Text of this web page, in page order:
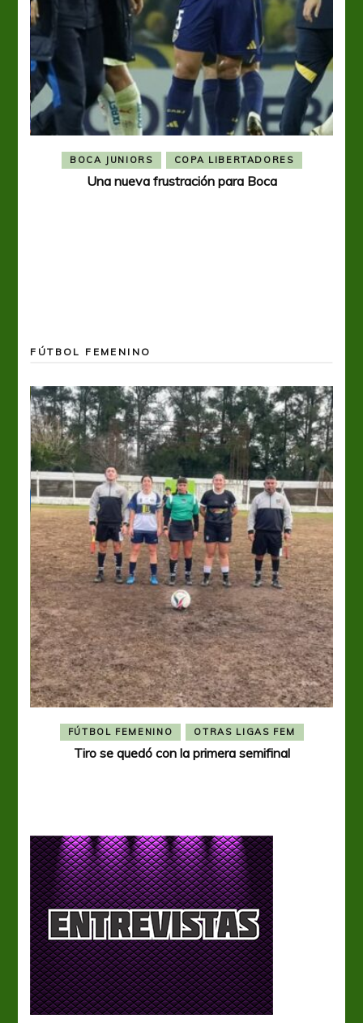
BOCA JUNIORS COPA LIBERTADORES
Una nueva frustración para Boca
FÚTBOL FEMENINO
FÚTBOL FEMENINO OTRAS LIGAS FEM
Tiro se quedó con la primera semifinal